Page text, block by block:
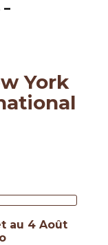
York
au 4 Août